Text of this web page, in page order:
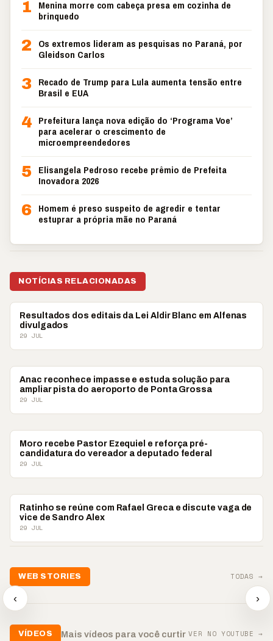
1
Menina morre com cabeça presa em cozinha de
brinquedo
2
Os extremos lideram as pesquisas no Paraná, por
Gleidson Carlos
3 Recado de Trump para Lula aumenta tensão entre
Brasil e EUA
4 Prefeitura lança nova edição do ‘Programa Voe’
para acelerar o crescimento de
microempreendedores
5 Elisangela Pedroso recebe prêmio de Prefeita
Inovadora 2026
6 Homem é preso suspeito de agredir e tentar
estuprar a própria mãe no Paraná
NOTÍCIAS RELACIONADAS
POLÍTICA
Resultados dos editais da Lei Aldir Blanc em Alfenas
divulgados
29 JUL
POLÍTICA
Anac reconhece impasse e estuda solução para
ampliar pista do aeroporto de Ponta Grossa
29 JUL
POLÍTICA
Moro recebe Pastor Ezequiel e reforça pré-
candidatura do vereador a deputado federal
29 JUL
POLÍTICA
Ratinho se reúne com Rafael Greca e discute vaga de
vice de Sandro Alex
29 JUL
WEB STORIES TODAS →
‹
📢 Noite de Louvor
chega com bênçãos e
oração
📢 Coral
Paulino
longo
›
VÍDEOS Mais vídeos para você curtir VER NO YOUTUBE →